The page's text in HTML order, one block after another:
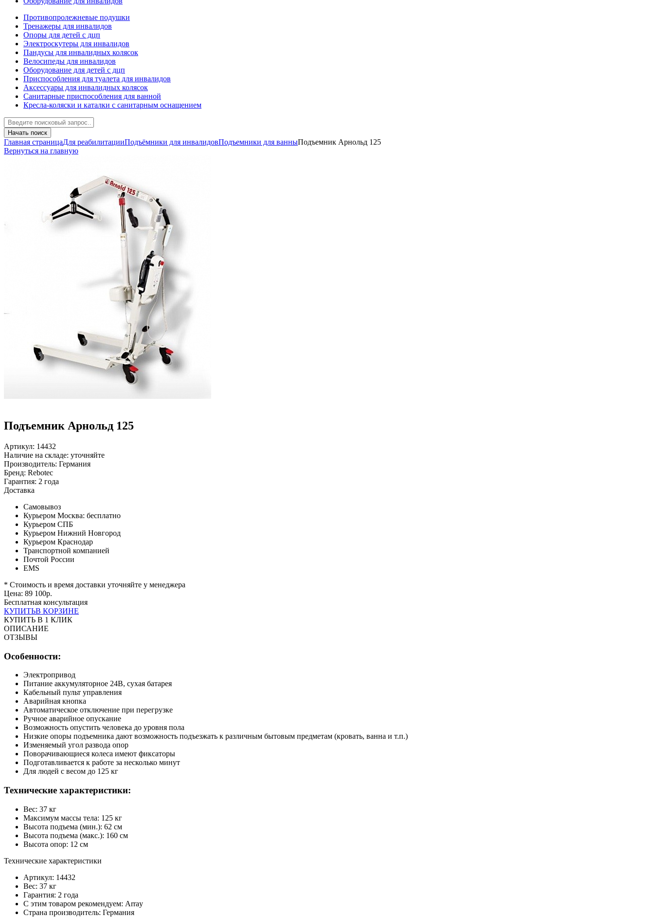
Противопролежневые подушки
Тренажеры для инвалидов
Опоры для детей с дцп
Электроскутеры для инвалидов
Пандусы для инвалидных колясок
Велосипеды для инвалидов
Оборудование для детей с дцп
Приспособления для туалета для инвалидов
Аксессуары для инвалидных колясок
Санитарные приспособления для ванной
Кресла-коляски и каталки с санитарным оснащением
Начать поиск
Главная страницаДля реабилитацииПодъёмники для инвалидовПодъемники для ванныПодъемник Арнольд 125
Вернуться на главную
Подъемник Арнольд 125
Артикул: 14432
Наличие на складе: уточняйте
Производитель: Германия
Бренд: Rebotec
Гарантия: 2 года
Доставка
Самовывоз
Курьером Москва: бесплатно
Курьером СПБ
Курьером Нижний Новгород
Курьером Краснодар
Транспортной компанией
Почтой России
EMS
* Стоимость и время доставки уточняйте у менеджера
Цена: 89 100р.
Бесплатная консультация
КУПИТЬВ КОРЗИНЕ
КУПИТЬ В 1 КЛИК
ОПИСАНИЕ
ОТЗЫВЫ
Особенности:
Электропривод
Питание аккумуляторное 24В, сухая батарея
Кабельный пульт управления
Аварийная кнопка
Автоматическое отключение при перегрузке
Ручное аварийное опускание
Возможность опустить человека до уровня пола
Низкие опоры подъемника дают возможность подъезжать к различным бытовым предметам (кровать, ванна и т.п.)
Изменяемый угол развода опор
Поворачивающиеся колеса имеют фиксаторы
Подготавливается к работе за несколько минут
Для людей с весом до 125 кг
Технические характеристики:
Вес: 37 кг
Максимум массы тела: 125 кг
Высота подъема (мин.): 62 см
Высота подъема (макс.): 160 см
Высота опор: 12 см
Технические характеристики
Артикул: 14432
Вес: 37 кг
Гарантия: 2 года
С этим товаром рекомендуем: Array
Страна производитель: Германия